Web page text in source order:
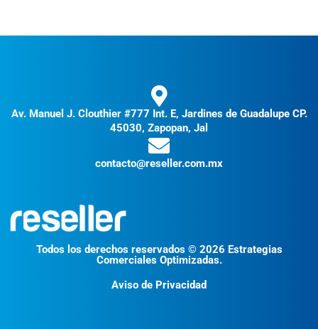
Av. Manuel J. Clouthier #777 Int. E, Jardines de Guadalupe CP.
45030, Zapopan, Jal
contacto@reseller.com.mx
Todos los derechos reservados © 2026 Estrategias
Comerciales Optimizadas.
Aviso de Privacidad